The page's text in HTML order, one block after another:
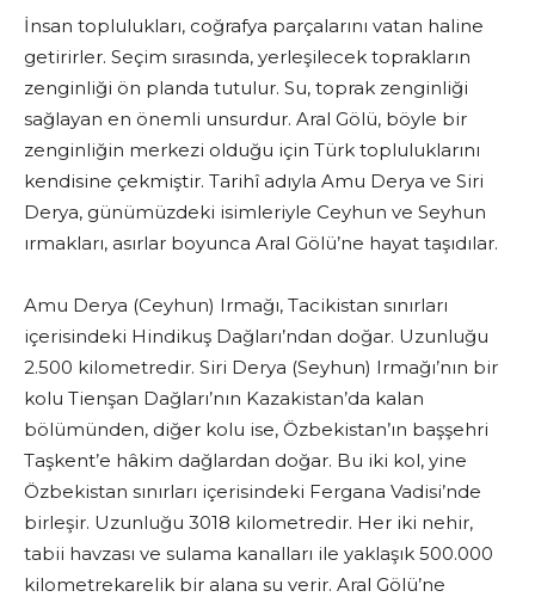
İnsan toplulukları, coğrafya parçalarını vatan haline
getirirler. Seçim sırasında, yerleşilecek toprakların
zenginliği ön planda tutulur. Su, toprak zenginliği
sağlayan en önemli unsurdur. Aral Gölü, böyle bir
zenginliğin merkezi olduğu için Türk topluluklarını
kendisine çekmiştir. Tarihî adıyla Amu Derya ve Siri
Derya, günümüzdeki isimleriyle Ceyhun ve Seyhun
ırmakları, asırlar boyunca Aral Gölü’ne hayat taşıdılar.
Amu Derya (Ceyhun) Irmağı, Tacikistan sınırları
içerisindeki Hindikuş Dağları’ndan doğar. Uzunluğu
2.500 kilometredir. Siri Derya (Seyhun) Irmağı’nın bir
kolu Tienşan Dağları’nın Kazakistan’da kalan
bölümünden, diğer kolu ise, Özbekistan’ın başşehri
Taşkent’e hâkim dağlardan doğar. Bu iki kol, yine
Özbekistan sınırları içerisindeki Fergana Vadisi’nde
birleşir. Uzunluğu 3018 kilometredir. Her iki nehir,
tabii havzası ve sulama kanalları ile yaklaşık 500.000
kilometrekarelik bir alana su verir. Aral Gölü’ne